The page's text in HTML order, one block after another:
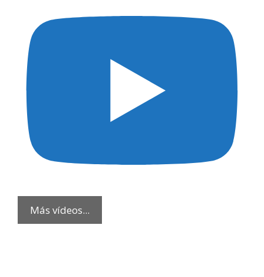
Más vídeos...